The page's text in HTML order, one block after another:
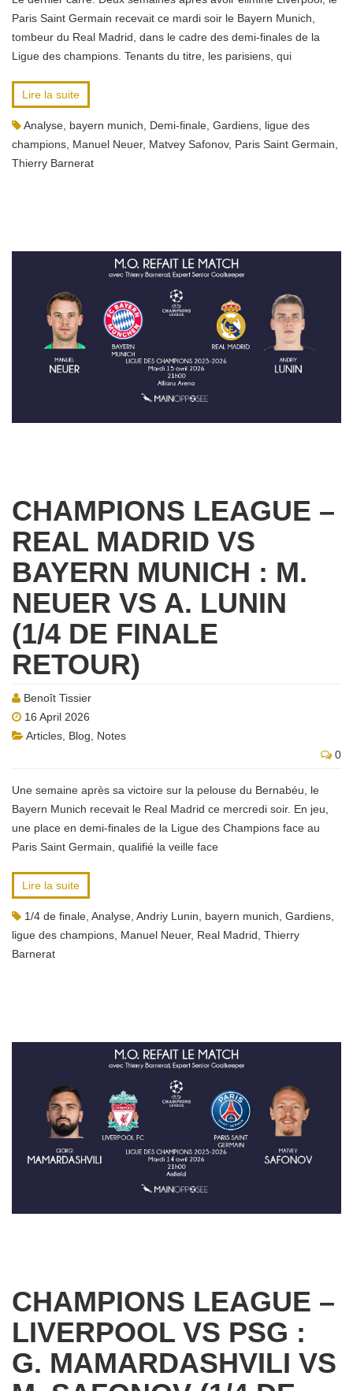
Paris Saint Germain recevait ce mardi soir le Bayern Munich,
tombeur du Real Madrid, dans le cadre des demi-finales de la
Ligue des champions. Tenants du titre, les parisiens, qui
Lire la suite
Analyse bayern munich Demi-finale Gardiens ligue des
champions Manuel Neuer, Matvey Safonov, Paris Saint Germain
Thierry Barnerat
CHAMPIONS LEAGUE –
REAL MADRID VS
BAYERN MUNICH : M.
NEUER VS A. LUNIN
(1/4 DE FINALE
RETOUR)
Benoît Tissier
16 April 2026
Articles Blog
Notes
0
Une semaine après sa victoire sur la pelouse du Bernabéu, le
Bayern Munich recevait le Real Madrid ce mercredi soir. En jeu,
une place en demi-finales de la Ligue des Champions face au
Paris Saint Germain, qualifié la veille face
Lire la suite
1/4 de finale Analyse Andriy Lunin bayern munich Gardiens
ligue des champions Manuel Neuer, Real Madrid Thierry
Barnerat
CHAMPIONS LEAGUE –
LIVERPOOL VS PSG :
G. MAMARDASHVILI VS